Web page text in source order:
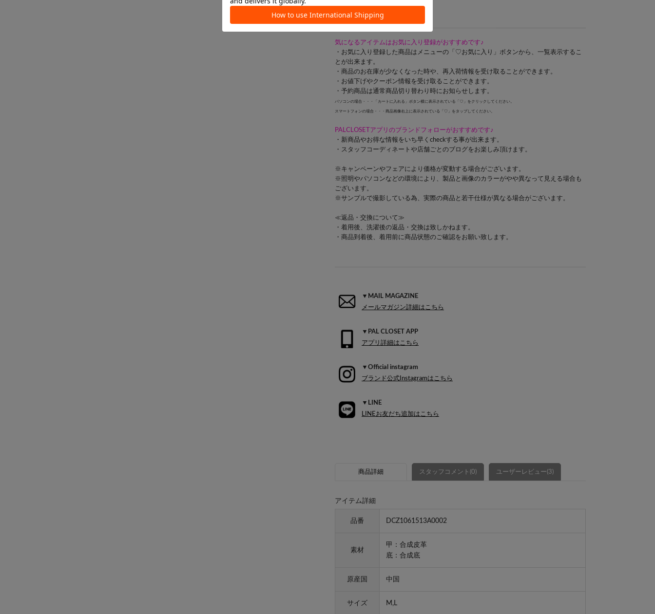
気になるアイテムはお気に入り登録がおすすめです♪
・お気に入り登録した商品はメニューの「♡お気に入り」ボタンから、一覧表示するこ
とが出来ます。
・商品のお在庫が少なくなった時や、再入荷情報を受け取ることができます。
・お値下げやクーポン情報を受け取ることができます。
・予約商品は通常商品切り替わり時にお知らせします。
パソコンの場合・・・「カートに入れる」ボタン横に表示されている「♡」をクリックしてください。
スマートフォンの場合・・・商品画像右上に表示されている「♡」をタップしてください。
PALCLOSETアプリのブランドフォローがおすすめです♪
・新商品やお得な情報をいち早くcheckする事が出来ます。
・スタッフコーディネートや店舗ごとのブログをお楽しみ頂けます。
※キャンペーンやフェアにより価格が変動する場合がございます。
※照明やパソコンなどの環境により、製品と画像のカラーがやや異なって見える場合も
ございます。
※サンプルで撮影している為、実際の商品と若干仕様が異なる場合がございます。
≪返品・交換について≫
・着用後、洗濯後の返品・交換は致しかねます。
・商品到着後、着用前に商品状態のご確認をお願い致します。
▼MAIL MAGAZINE
メールマガジン詳細はこちら
▼PAL CLOSET APP
アプリ詳細はこちら
▼Official instagram
ブランド公式Instagramはこちら
▼LINE
LINEお友だち追加はこちら
商品詳細 スタッフコメント(0) ユーザーレビュー(3)
アイテム詳細
品番 DCZ1061513A0002
素材
甲：合成皮革
底：合成底
原産国 中国
サイズ M,L